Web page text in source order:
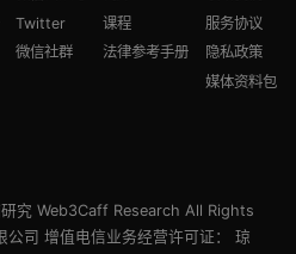
Twitter
微信社群
课程
法律参考手册
服务协议
隐私政策
媒体资料包
究 Web3Caff Research All Rights
司 增值电信业务经营许可证：
琼